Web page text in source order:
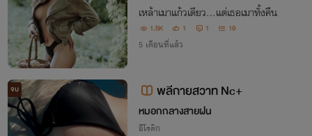
เหล้าเมาแก้วเดียว…แต่เธอเมาทั้งคืน
1.5K 1 1 19
5 เดือนที่แล้ว
จบ พลีกายสวาท Nc+
หมอกกลางสายฝน
อีโรติก